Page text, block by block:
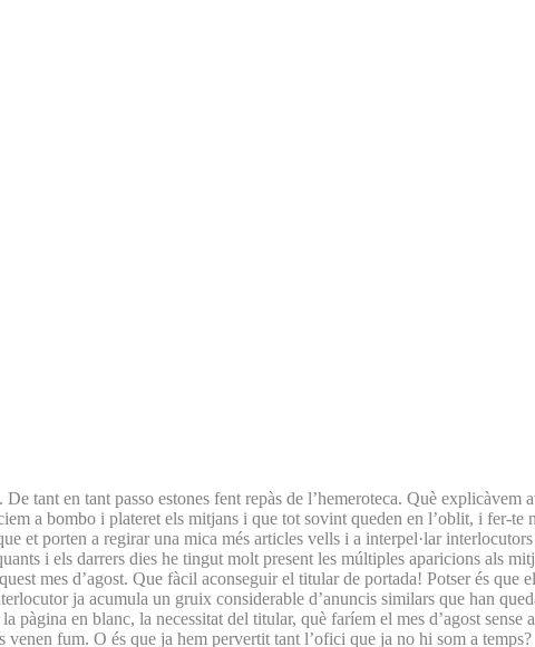
tant en tant passo estones fent repàs de l’hemeroteca. Què explicàvem
a bombo i plateret els mitjans i que tot sovint queden en l’oblit, i fer-te
et porten a regirar una mica més articles vells i a interpel·lar
i els darrers dies he tingut molt present les múltiples aparicions als
mes d’agost. Que fàcil aconseguir el titular de portada! Potser és que
ja acumula un gruix considerable d’anuncis similars que han
en blanc, la necessitat del titular, què faríem el mes d’agost sense
fum. O és que ja hem pervertit tant l’ofici que ja no hi som a temps?